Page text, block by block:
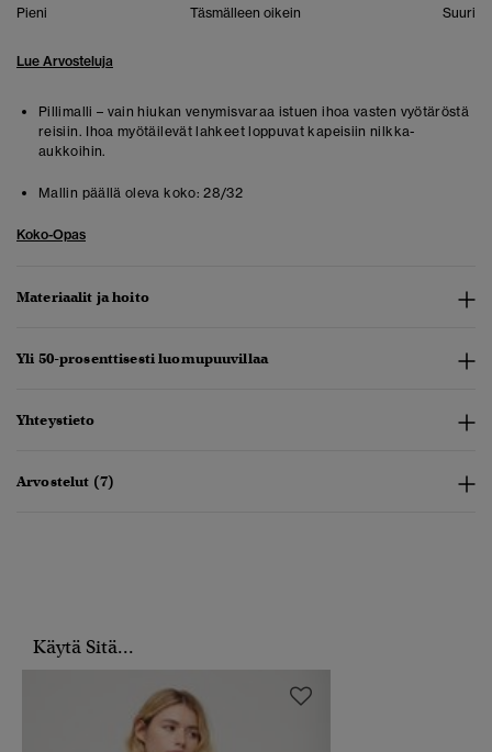
Pieni Täsmälleen oikein Suuri
Lue Arvosteluja
Pillimalli – vain hiukan venymisvaraa istuen ihoa vasten vyötäröstä
reisiin. Ihoa myötäilevät lahkeet loppuvat kapeisiin nilkka-
aukkoihin.
Mallin päällä oleva koko: 28/32
Koko-Opas
Materiaalit ja hoito
Yli 50-prosenttisesti luomupuuvillaa
Yhteystieto
Arvostelut (7)
Käytä Sitä...